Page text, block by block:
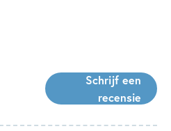
Schrijf een
recensie